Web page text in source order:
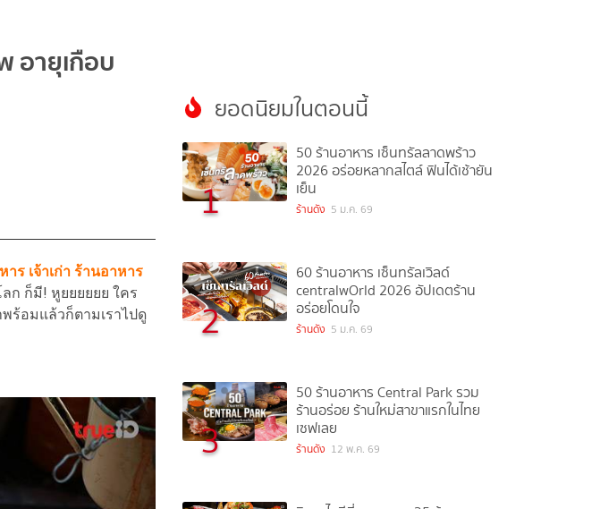
อายุเกือบ
าร เจ้าเก่า ร้านอาหาร
ก ก็มี! หูยยยยยย ใคร
ร้อมแล้วก็ตามเราไปดู
ยอดนิยมในตอนนี้
1
50 ร้านอาหาร เซ็นทรัลลาดพร้าว
2026 อร่อยหลากสไตล์ ฟินได้เช้ายัน
เย็น
ร้านดัง 5 ม.ค. 69
2
60 ร้านอาหาร เซ็นทรัลเวิลด์
centralwOrld 2026 อัปเดตร้าน
อร่อยโดนใจ
ร้านดัง 5 ม.ค. 69
3
50 ร้านอาหาร Central Park รวม
ร้านอร่อย ร้านใหม่สาขาแรกในไทย
เซฟเลย
ร้านดัง 12 พ.ค. 69